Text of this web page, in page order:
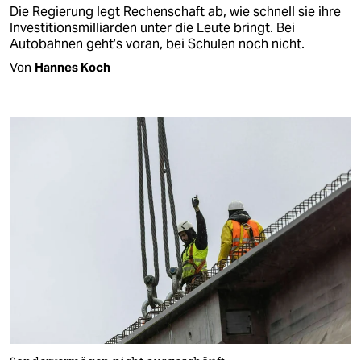
Die Regierung legt Rechenschaft ab, wie schnell sie ihre
Investitionsmilliarden unter die Leute bringt. Bei
Autobahnen geht’s voran, bei Schulen noch nicht.
Von Hannes Koch